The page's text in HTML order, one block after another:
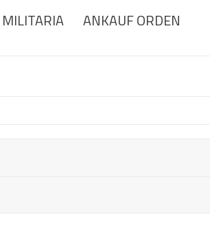
MILITARIA ANKAUF ORDEN